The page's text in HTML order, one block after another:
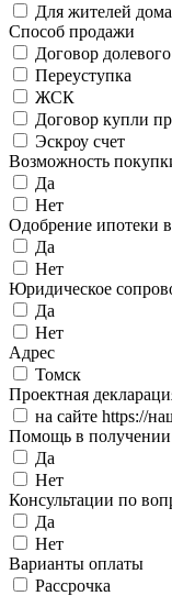
Для жителей
Способ продажи
Договор
Переуступка
ЖСК
Договор купли
Эскроу счет
Возможность
Да
Нет
Одобрение ипотеки
Да
Нет
Юридическое
Да
Нет
Адрес
Томск
Проектная
на сайте https://
Помощь в получении
Да
Нет
Консультации по
Да
Нет
Варианты оплаты
Рассрочка